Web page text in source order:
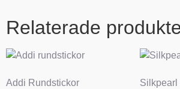
Relaterade
Addi Rundstickor Silkpearl